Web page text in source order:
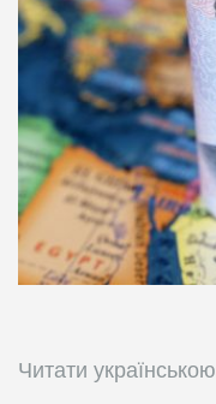
Читати українською